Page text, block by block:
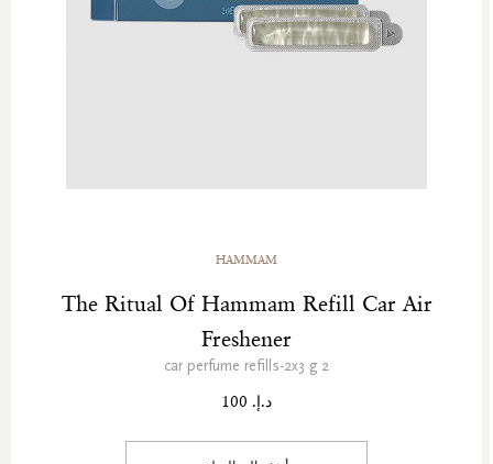
HAMMAM
The Ritual Of Hammam Refill Car Air
Freshener
2 car perfume refills-2x3 g
د.إ. 100